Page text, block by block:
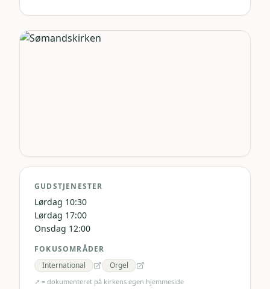
GUDSTJENESTER
Lørdag 10:30
Lørdag 17:00
Onsdag 12:00
FOKUSOMRÅDER
International
Orgel
↗ = dokumenteret på kirkens egen hjemmeside